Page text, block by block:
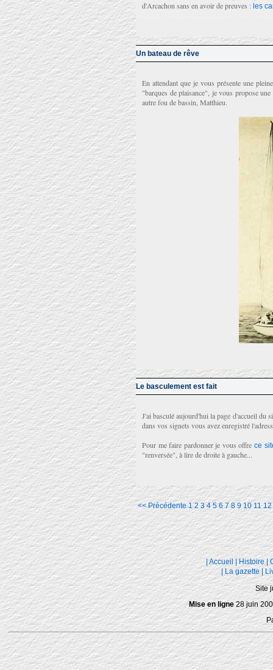
d'Arcachon sans en avoir de preuves : les
Un bateau de rêve
En attendant que je vous présente une
"barques de plaisance", je vous propose
autre fou de bassin, Matthieu.
Le basculement est fait
J'ai basculé aujourd'hui la page d'accueil du
dans vos signets vous avez enregistré
Pour me faire pardonner je vous offre ce
"renversée", à lire de droite à gauche...
<< Précédente 1 2 3 4 5 6 7 8 9 10 11 12
|Accueil | Histoire |
| La gazette |
Site
Mise en ligne28 juin